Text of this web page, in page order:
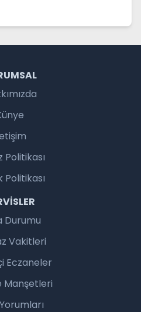
Politikası
Politikası
Durumu
Vakitleri
Eczaneler
Manşetleri